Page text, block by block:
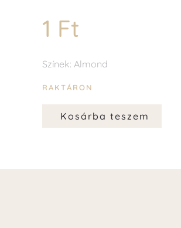
1 Ft
Színek: Almond
RAKTÁRON
Kosárba teszem